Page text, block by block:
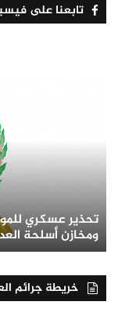
تابعنا على
تحذير عسكري
ومخازن أسلحة
خريطة جرائم